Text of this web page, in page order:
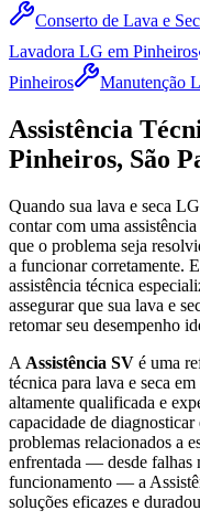
Conserto de Lava e
Lavadora LG em Pinheiros
Pinheiros
Manutenção
Assistência
Pinheiros, São
Quando sua lava e seca LG
contar com uma
que o problema seja
a funcionar corretamente.
assistência técnica
assegurar que sua lava e
retomar seu desempenho
A Assistência SV é uma
técnica para lava e seca em
altamente qualificada e
capacidade de
problemas relacionados a
enfrentada — desde falhas
funcionamento — a
soluções eficazes e